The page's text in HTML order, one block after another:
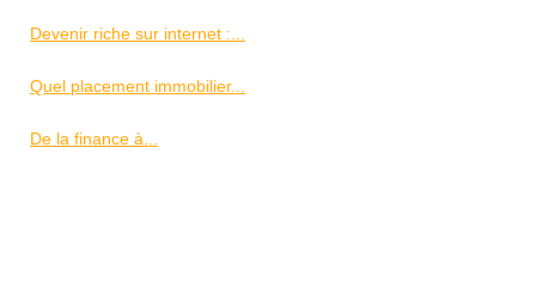
Devenir riche sur internet :...
Quel placement immobilier...
De la finance à...